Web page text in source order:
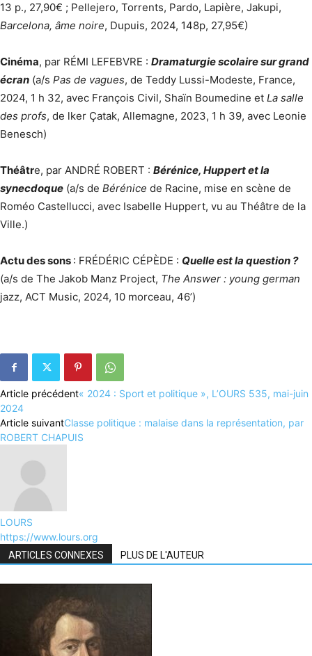
13 p., 27,90€ ; Pellejero, Torrents, Pardo, Lapière, Jakupi,
Barcelona, âme noire, Dupuis, 2024, 148p, 27,95€)
Cinéma, par RÉMI LEFEBVRE : Dramaturgie scolaire sur grand
écran (a/s Pas de vagues, de Teddy Lussi-Modeste, France,
2024, 1 h 32, avec François Civil, Shaïn Boumedine et La salle
des profs, de lker Çatak, Allemagne, 2023, 1 h 39, avec Leonie
Benesch)
Théâtre, par ANDRÉ ROBERT : Bérénice, Huppert et la
synecdoque (a/s de Bérénice de Racine, mise en scène de
Roméo Castellucci, avec Isabelle Huppert, vu au Théâtre de la
Ville.)
Actu des sons : FRÉDÉRIC CÉPÈDE : Quelle est la question ?
(a/s de The Jakob Manz Project, The Answer : young german
jazz, ACT Music, 2024, 10 morceau, 46’)
Article précédent« 2024 : Sport et politique », L’OURS 535, mai-juin
2024
Article suivantClasse politique : malaise dans la représentation, par
ROBERT CHAPUIS
LOURS
https://www.lours.org
ARTICLES CONNEXES PLUS DE L'AUTEUR